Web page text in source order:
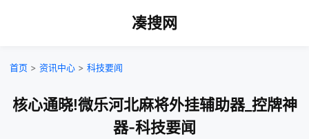
凑搜网
首页 > 资讯中心 > 科技要闻
核心通晓!微乐河北麻将外挂辅助器_控牌神
器-科技要闻